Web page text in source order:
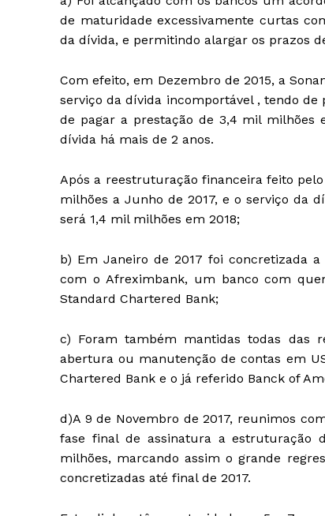
de maturidade excessivamente curtas
da dívida, e permitindo alargar os prazos
Com efeito, em Dezembro de 2015, a
serviço da dívida incomportável , tendo de
de pagar a prestação de 3,4 mil milhões
dívida há mais de 2 anos.
Após a reestruturação financeira feito
milhões a Junho de 2017, e o serviço da
será 1,4 mil milhões em 2018;
b) Em Janeiro de 2017 foi concretizada
com o Afreximbank, um banco com
Standard Chartered Bank;
c) Foram também mantidas todas das
abertura ou manutenção de contas em
Chartered Bank e o já referido Banck of
d)A 9 de Novembro de 2017, reunimos
fase final de assinatura a estruturação
milhões, marcando assim o grande
concretizadas até final de 2017.